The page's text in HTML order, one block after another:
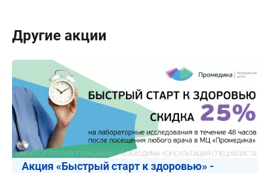
Другие акции
Акция «Быстрый старт к здоровью» -